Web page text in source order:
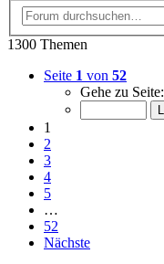
1300 Themen
Seite 1 von 52
Gehe zu Seite:
1
2
3
4
5
…
52
Nächste